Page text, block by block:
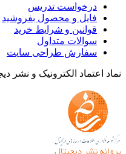
درخواست تدریس
فایل و محصول بفروشید
قوانین و شرایط خرید
سوالات متداول
سفارش طراحی سایت
اعتماد الکترونیک و نشر دیجیتال